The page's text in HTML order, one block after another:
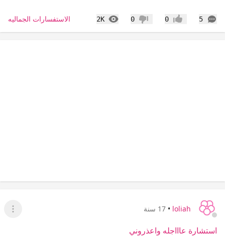
5
التعليقات إعجاب0 عدم إعجاب
0
2K
المشاهدات الاستفسارات الجماليه
loliah
• 17 سنة
عرض
استشارة عاااجله واعذروني